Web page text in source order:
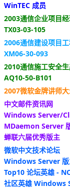
WinTEC 成员
2003通信企业项目经
TX03-03-105
2006通信建设项目工
XM06-30-093
2010通信施工安全生
AQ10-50-B101
2007微软金牌讲师
中文邮件资讯网
Windows Server/
MDaemon Server
蝉联六届优秀版主
微软中文技术论坛
Windows Server
Top10 论坛英雄 -
社区英雄 Windows